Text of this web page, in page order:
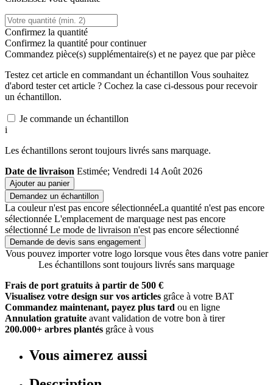
Confirmez la quantité
Confirmez la quantité pour continuer
Commandez pièce(s) supplémentaire(s) et ne payez que par pièce
Testez cet article en commandant un échantillon Vous souhaitez
d'abord tester cet article ? Cochez la case ci-dessous pour recevoir
un échantillon.
Je commande un échantillon
i
Les échantillons seront toujours livrés sans marquage.
Date de livraison Estimée; Vendredi 14 Août 2026
Ajouter au panier
Demandez un échantillon
La couleur n'est pas encore sélectionnéeLa quantité n'est pas encore
sélectionnée L'emplacement de marquage nest pas encore
sélectionné Le mode de livraison n'est pas encore sélectionné
Demande de devis sans engagement
Vous pouvez importer votre logo lorsque vous êtes dans votre panier
Les échantillons sont toujours livrés sans marquage
Frais de port gratuits à partir de 500 €
Visualisez votre design sur vos articles grâce à votre BAT
Commandez maintenant, payez plus tard ou en ligne
Annulation gratuite avant validation de votre bon à tirer
200.000+ arbres plantés grâce à vous
Vous aimerez aussi